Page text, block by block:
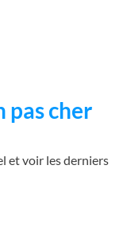
pas cher
et voir les derniers